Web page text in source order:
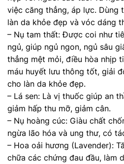
việc căng thẳng, áp lực. Dùng
làn da khỏe đẹp và vóc dáng
– Nụ tam thất: Được coi như
ngủ, giúp ngủ ngon, ngủ sâu
thẳng mệt mỏi, điều hòa nhịp
máu huyết lưu thông tốt, giải
cho làn da khỏe đẹp.
– Lá sen: Là vị thuốc giúp an
giảm hấp thu mỡ, giảm cân.
– Nụ hoàng cúc: Giàu chất
ngừa lão hóa và ung thư, có
– Hoa oải hương (Lavender):
chữa các chứng đau đầu, làm